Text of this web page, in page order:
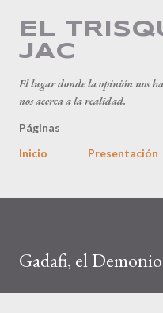
Ir al
EL
JAC
El lugar donde la opinión nos
nos acerca a la realidad.
Páginas
Inicio
Presentación
Gadafi, el